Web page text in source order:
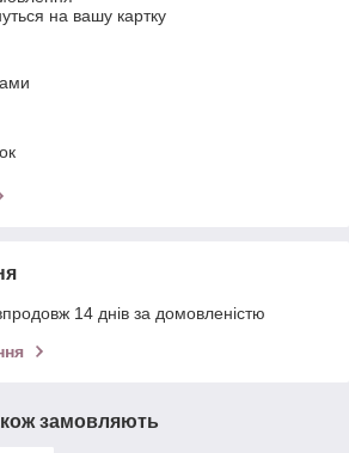
на вашу картку
14 днів за домовленістю
замовляють